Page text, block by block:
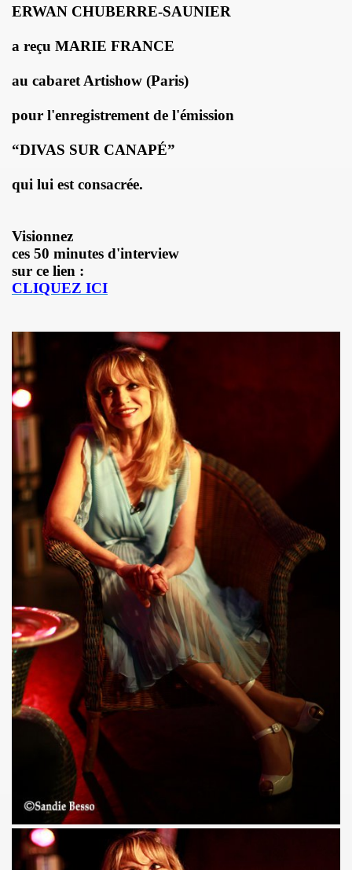
ERWAN CHUBERRE-SAUNIER
a reçu MARIE FRANCE
au cabaret Artishow (Paris)
pour l'enregistrement de l'émission
“DIVAS SUR CANAPÉ”
qui lui est consacrée.
Visionnez
ces 50 minutes d'interview
sur ce lien :
CLIQUEZ ICI
2010 a decembre 2010.
2010 a juin 2010.
2009 a decembre 2009.
2008 a decembre 2008.
(a partir d'octobre 2021).
(et courrier des lecteurs de "JUKE
setlists.
set-lists.
fanzine L ORDONNANCE (2004).
: concerts, spectacles, expositions, cabaret, etc.
"AJASPHERE" le 28 octobre 2025 au Petit Bain (75013
"OK KO" le 16 octobre 2025 au Zenith (Paris) : chronique
UNKNOWN" le 27 septembre 2025 a Gouvieux (60) :
"AJASPHERE" le 30 août 2025 en la chapelle Reille
"I DIG THAT BOP" le 28 juin 2025 a Louvres (95) :
le 24 juin 2025, terre plein central du boulevard
ALMOSNINO a la guitare) le 21 juin 2025 devant le bar
"AJASPHERE" dans la nuit du 20 au 21 juin 2025 en l
a DANIEL DARC le 19 juin 2025, rue Charles
le 10 juin 2025 au Cafe de la Danse
UNKNOWN" (2024, corealise par Les Spunyboys et
(2025) d'YZOULA : chronique detaillee.